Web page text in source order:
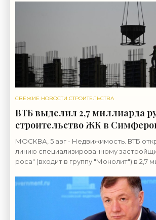
СВЕЖИЕ НОВОСТИ СТРОИТЕЛЬСТВА
ВТБ выделил 2,7 миллиарда
строительство ЖК в
«Строительство»
МОСКВА, 5 авг - Недвижимость. ВТБ
линию специализированному
роса" (входит в группу "Монолит") в 2,7